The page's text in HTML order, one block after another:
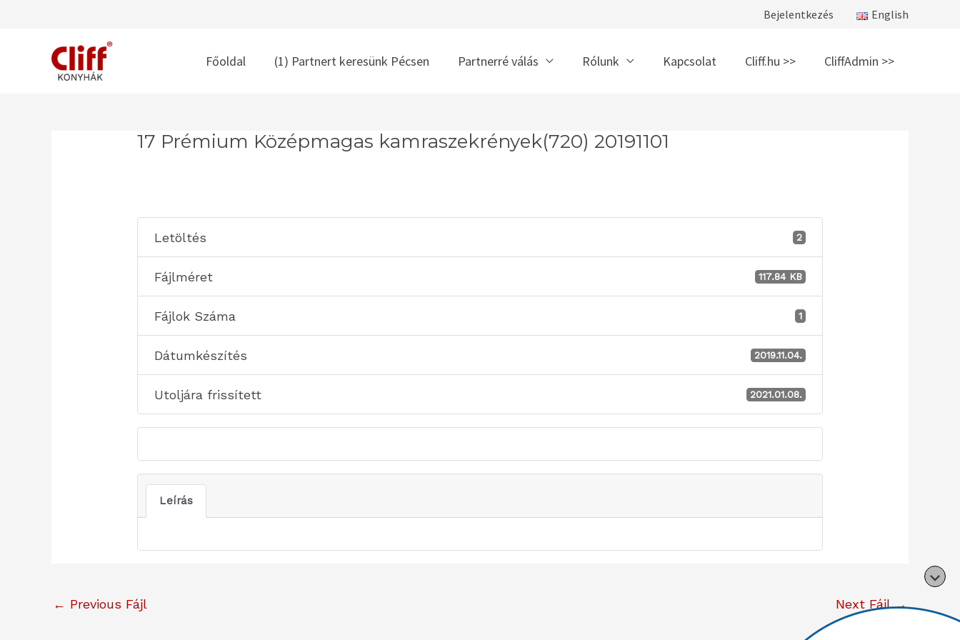
Bejelentkezés English
Főoldal (1) Partnert keresünk Pécsen Partnerré válás Rólunk Kapcsolat Cliff.hu >> CliffAdmin >>
17 Prémium Középmagas kamraszekrények(720) 20191101
Letöltés 2
Fájlméret 117.84 KB
Fájlok Száma 1
Dátumkészítés 2019.11.04.
Utoljára frissített 2021.01.08.
Leírás
← Previous Fájl Next Fájl→